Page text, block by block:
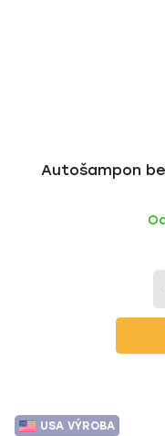
Autošampon
USA VÝROBA